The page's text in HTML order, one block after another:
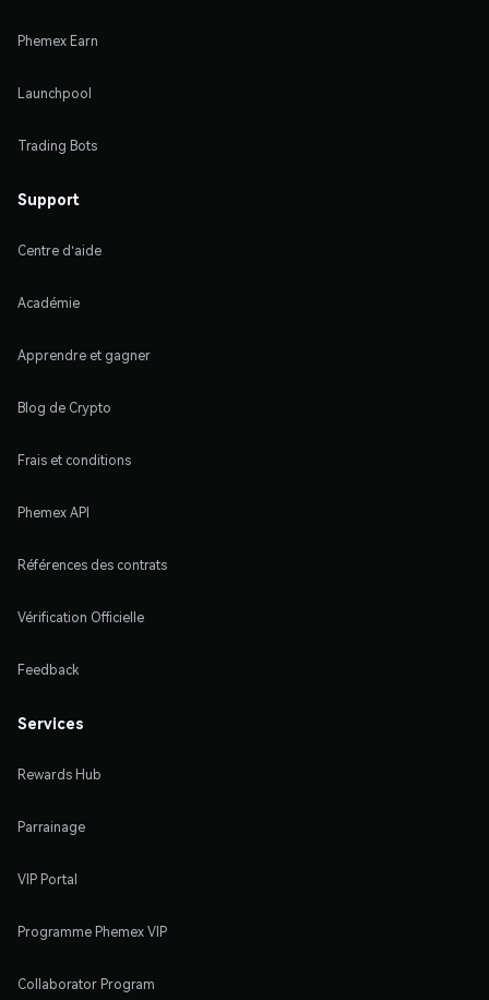
Phemex Earn
Launchpool
Trading Bots
Support
Centre d'aide
Académie
Apprendre et gagner
Blog de Crypto
Frais et conditions
Phemex API
Références des contrats
Vérification Officielle
Feedback
Services
Rewards Hub
Parrainage
VIP Portal
Programme Phemex VIP
Collaborator Program